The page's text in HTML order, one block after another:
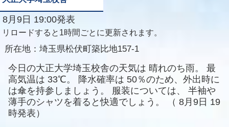
8月9日 19:00発表
リロードすると1時間ごとに更新されます。
所在地： 埼玉県松伏町築比地157-1
今日の大正大学埼玉校舎の天気は 晴れのち雨。
最
高気温は 33℃。 降水確率は 50％のため、外出時に
は傘を持参しましょう。
服装については、
半袖や
薄手のシャツを着ると快適でしょう。
（ 8月9日 19
時発表）